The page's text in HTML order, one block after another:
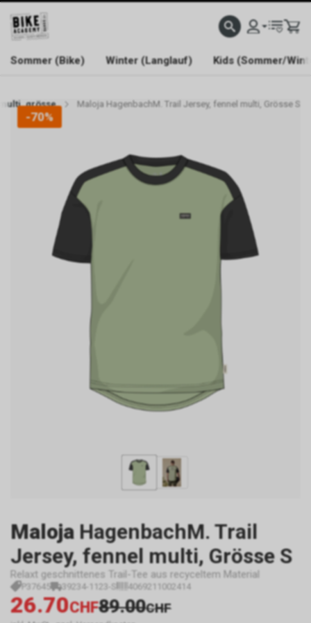
WELCOME TO BIKE ACADEMY
Sommer (Bike) Winter (Langlauf) Kids (Sommer/
grösse Maloja HagenbachM. Trail Jersey, fennel multi, Grösse S
-70%
Maloja HagenbachM. Trail
Jersey, fennel multi, Grösse S
Relaxt geschnittenes Trail-Tee aus recyceltem Material
P37645 39234-1123-S 4069211002414
26.70CHF89.00CHF